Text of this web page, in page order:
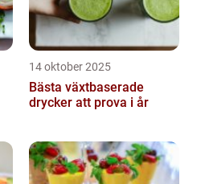
14 oktober 2025
Bästa växtbaserade
drycker att prova i år